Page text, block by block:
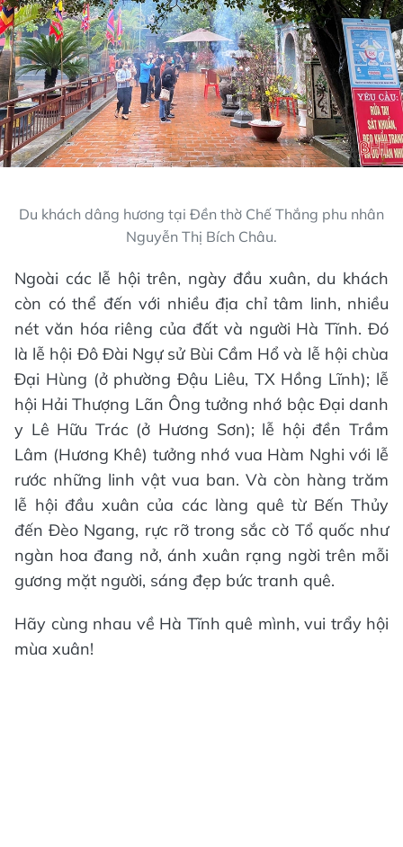
Du khách dâng hương tại Đền thờ Chế Thắng phu nhân
Nguyễn Thị Bích Châu.
Ngoài các lễ hội trên, ngày đầu xuân, du khách
còn có thể đến với nhiều địa chỉ tâm linh, nhiều
nét văn hóa riêng của đất và người Hà Tĩnh. Đó
là lễ hội Đô Đài Ngự sử Bùi Cầm Hổ và lễ hội chùa
Đại Hùng (ở phường Đậu Liêu, TX Hồng Lĩnh); lễ
hội Hải Thượng Lãn Ông tưởng nhớ bậc Đại danh
y Lê Hữu Trác (ở Hương Sơn); lễ hội đền Trầm
Lâm (Hương Khê) tưởng nhớ vua Hàm Nghi với lễ
rước những linh vật vua ban. Và còn hàng trăm
lễ hội đầu xuân của các làng quê từ Bến Thủy
đến Đèo Ngang, rực rỡ trong sắc cờ Tổ quốc như
ngàn hoa đang nở, ánh xuân rạng ngời trên mỗi
gương mặt người, sáng đẹp bức tranh quê.
Hãy cùng nhau về Hà Tĩnh quê mình, vui trẩy hội
mùa xuân!